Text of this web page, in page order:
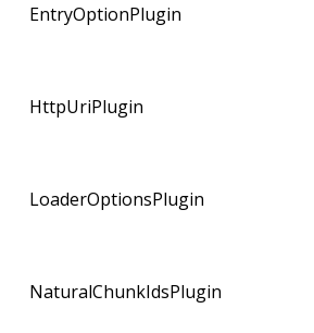
EntryOptionPlugin
HttpUriPlugin
LoaderOptionsPlugin
NaturalChunkIdsPlugin